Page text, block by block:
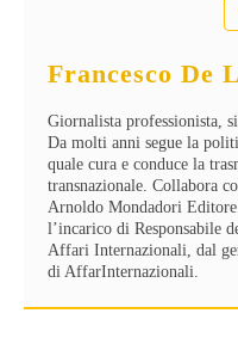
Francesco De
Giornalista professionista,
Da molti anni segue la
quale cura e conduce la
transnazionale. Collabora
Arnoldo Mondadori
l’incarico di Responsabile
Affari Internazionali, dal
di AffarInternazionali.